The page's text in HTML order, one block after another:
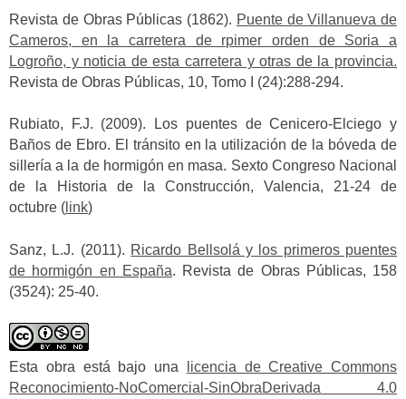
Revista de Obras Públicas (1862). Puente de Villanueva de
Cameros, en la carretera de rpimer orden de Soria a
Logroño, y noticia de esta carretera y otras de la provincia.
Revista de Obras Públicas, 10, Tomo I (24):288-294.
Rubiato, F.J. (2009). Los puentes de Cenicero-Elciego y
Baños de Ebro. El tránsito en la utilización de la bóveda de
sillería a la de hormigón en masa. Sexto Congreso Nacional
de la Historia de la Construcción, Valencia, 21-24 de
octubre ( link)
Sanz, L.J. (2011). Ricardo Bellsolá y los primeros puentes
de hormigón en España. Revista de Obras Públicas, 158
(3524): 25-40.
Esta obra está bajo una
licencia de Creative Commons
Reconocimiento-NoComercial-SinObraDerivada 4.0